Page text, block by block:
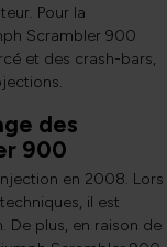
Pour la
Scrambler 900
et des crash-bars,
des
900
en 2008. Lors
il est
De plus, en raison de